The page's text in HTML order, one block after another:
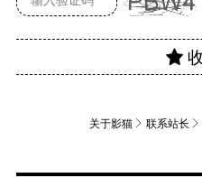
关于影猫 联系站长